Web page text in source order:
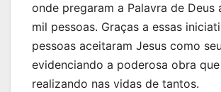
onde pregaram a Palavra de Deus
mil pessoas. Graças a essas
pessoas aceitaram Jesus como
evidenciando a poderosa obra
realizando nas vidas de tantos.